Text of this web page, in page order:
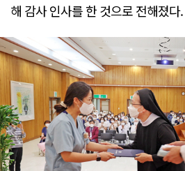
해 감사 인사를 한 것으로 전해졌다.